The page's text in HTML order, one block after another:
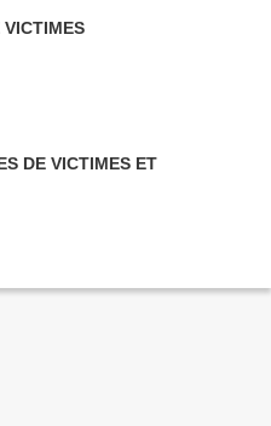
VICTIMES
DE VICTIMES ET